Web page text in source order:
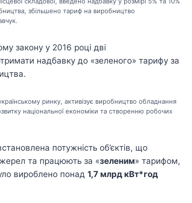
збільшено тариф на виробництво
закону у 2016 році дві
надбавку до «зеленого» тарифу за
ринку, активізує виробництво обладнання
національної економіки та створенню робочих
потужність об’єктів, що
та працюють за «зеленим» тарифом,
вироблено понад 1,7 млрд кВт*год